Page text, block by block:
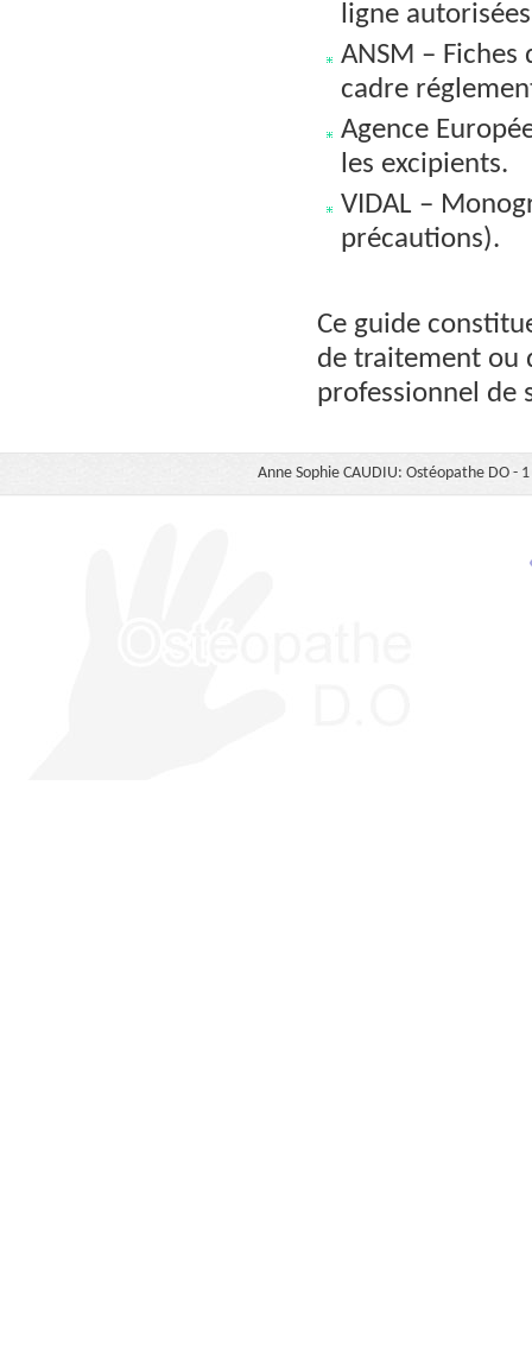
ligne
ANSM –
cadre
Agence
les excipients.
VIDAL –
précautions).
Ce guide
de traitement ou
professionnel de
Anne Sophie CAUDIU: Ostéopathe DO -